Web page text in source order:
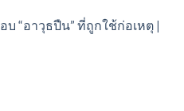
บ “อาวุธปืน” ที่ถูกใช้ก่อเหตุ |